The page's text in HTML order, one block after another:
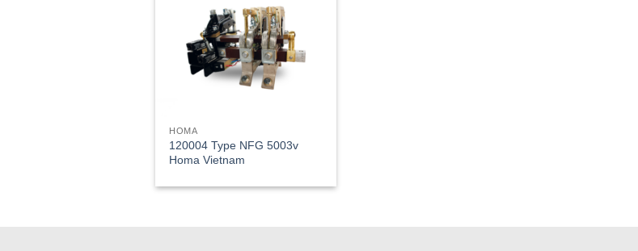
HOMA
120004 Type NFG 5003v
Homa Vietnam